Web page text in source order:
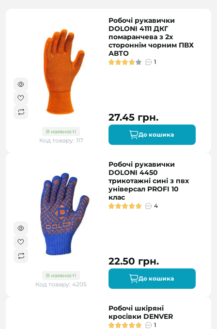
В наявності
Код товару: 117
Робочі рукавички
DOLONI 4111 ДКГ
помаранчева з 2х
стороннім чорним ПВХ
АВТО
1
27.45 грн.
До кошика
В наявності
Код товару: 4205
Робочі рукавички
DOLONI 4450
трикотажні сині з пвх
універсал PROFI 10
клас
4
22.50 грн.
До кошика
Робочі шкіряні
кросівки DENVER
1